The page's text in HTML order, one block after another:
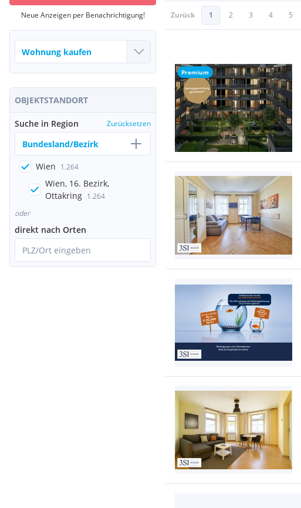
Neue Anzeigen per Benachrichtigung!
OBJEKTSTANDORT
Suche in Region Zurücksetzen
Bundesland/Bezirk
Wien 1.264
Wien, 16. Bezirk,
Ottakring 1.264
oder
direkt nach Orten
PLZ/Ort eingeben
Zurück 1 2 3 4 5
Premium